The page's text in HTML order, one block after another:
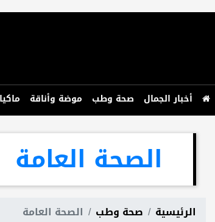
أخبار الجمال صحة وطب موضة وأناقة
الصحة العامة
الرئيسية صحة وطب الصحة العامة